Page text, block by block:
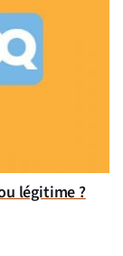
légitime ?